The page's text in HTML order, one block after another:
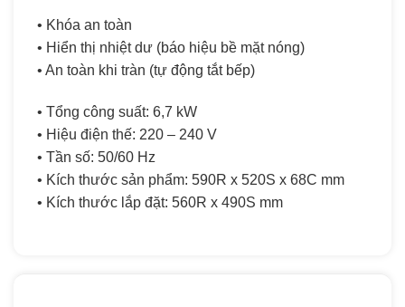
• Khóa an toàn
• Hiển thị nhiệt dư (báo hiệu bề mặt nóng)
• An toàn khi tràn (tự động tắt bếp)
• Tổng công suất: 6,7 kW
• Hiệu điện thế: 220 – 240 V
• Tần số: 50/60 Hz
• Kích thước sản phẩm: 590R x 520S x 68C mm
• Kích thước lắp đặt: 560R x 490S mm